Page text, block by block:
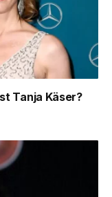
Tanja Käser?